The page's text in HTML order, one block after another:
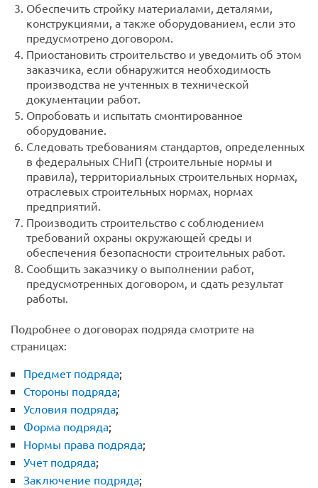
Обеспечить стройку материалами, деталями,
конструкциями, а также оборудованием, если это
предусмотрено договором.
Приостановить строительство и уведомить об этом
заказчика, если обнаружится необходимость
производства не учтенных в технической
документации работ.
Опробовать и испытать смонтированное
оборудование.
Следовать требованиям стандартов, определенных
в федеральных СНиП (строительные нормы и
правила), территориальных строительных нормах,
отраслевых строительных нормах, нормах
предприятий.
Производить строительство с соблюдением
требований охраны окружающей среды и
обеспечения безопасности строительных работ.
Сообщить заказчику о выполнении работ,
предусмотренных договором, и сдать результат
работы.
Подробнее о договорах подряда смотрите на
страницах:
Предмет подряда;
Стороны подряда;
Условия подряда;
Форма подряда;
Нормы права подряда;
Учет подряда;
Заключение подряда;